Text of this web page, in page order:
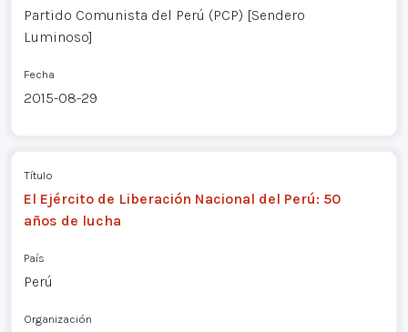
Partido Comunista del Perú (PCP) [Sendero
Luminoso]
Fecha
2015-08-29
Título
El Ejército de Liberación Nacional del Perú: 50
años de lucha
País
Perú
Organización